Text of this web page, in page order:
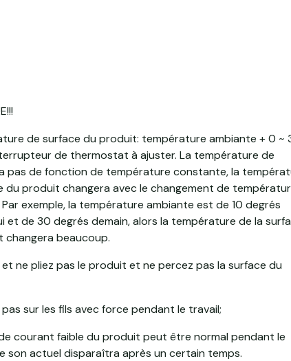
de surface du produit: température ambiante + 0 ~
de thermostat à ajuster. La température de
pas de fonction de température constante, la
du produit changera avec le changement de
exemple, la température ambiante est de 10 degrés
et de 30 degrés demain, alors la température de la
changera beaucoup.
et ne pliez pas le produit et ne percez pas la surface du
pas sur les fils avec force pendant le travail;
courant faible du produit peut être normal pendant le
son actuel disparaîtra après un certain temps.